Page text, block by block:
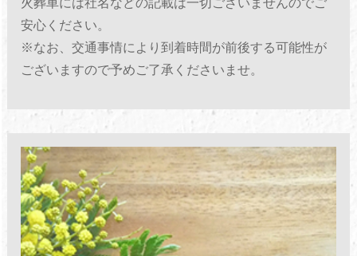
安心ください。
※なお、交通事情により到着時間が前後する可能性が
ございますので予めご了承くださいませ。